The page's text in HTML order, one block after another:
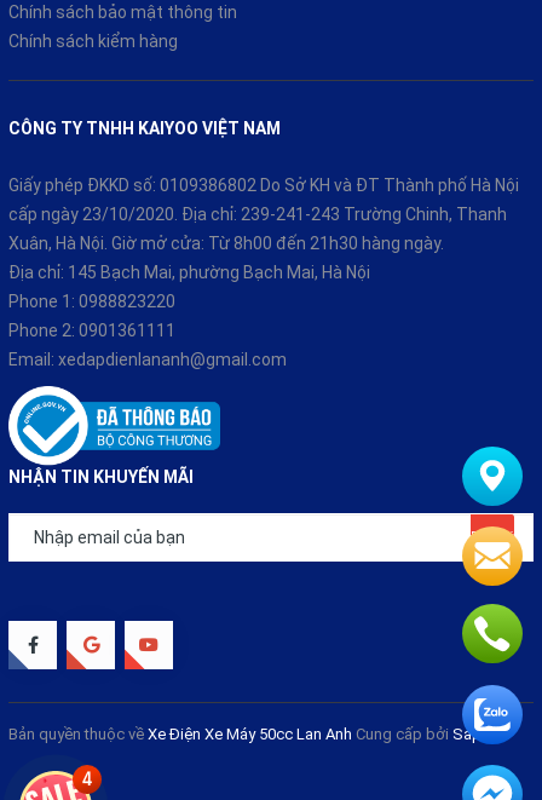
Chính sách bảo mật thông tin
Chính sách kiểm hàng
CÔNG TY TNHH KAIYOO VIỆT NAM
Giấy phép ĐKKD số: 0109386802 Do Sở KH và ĐT Thành phố Hà Nội
cấp ngày 23/10/2020. Địa chỉ: 239-241-243 Trường Chinh, Thanh
Xuân, Hà Nội. Giờ mở cửa: Từ 8h00 đến 21h30 hàng ngày.
Địa chỉ: 145 Bạch Mai, phường Bạch Mai, Hà Nội
Phone 1: 0988823220
Phone 2: 0901361111
Email: xedapdienlananh@gmail.com
NHẬN TIN KHUYẾN MÃI
Đăng ký
Bản quyền thuộc về Xe Điện Xe Máy 50cc Lan Anh Cung cấp bởi Sapo
4